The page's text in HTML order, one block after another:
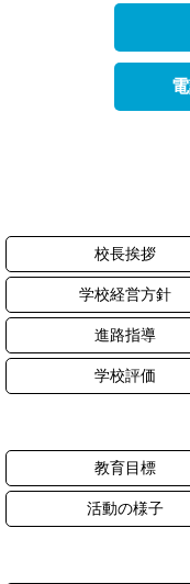
校長挨拶
学校経営方針
進路指導
学校評価
教育目標
活動の様子